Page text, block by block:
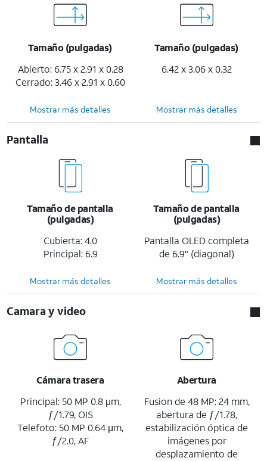
Tamaño (pulgadas)
Abierto: 6.75 x 2.91 x 0.28
Cerrado: 3.46 x 2.91 x 0.60
Tamaño (pulgadas)
6.42 x 3.06 x 0.32
Mostrar más detalles Mostrar más detalles
Pantalla
Tamaño de pantalla
(pulgadas)
Cubierta: 4.0
Principal: 6.9
Tamaño de pantalla
(pulgadas)
Pantalla OLED completa
de 6.9" (diagonal)
Mostrar más detalles Mostrar más detalles
Camara y video
Cámara trasera
Principal: 50 MP 0.8 μm,
ƒ/1.79, OIS
Telefoto: 50 MP 0.64 μm,
ƒ/2.0, AF
Abertura
Fusion de 48 MP: 24 mm,
abertura de ƒ/1.78,
estabilización óptica de
imágenes por
desplazamiento de